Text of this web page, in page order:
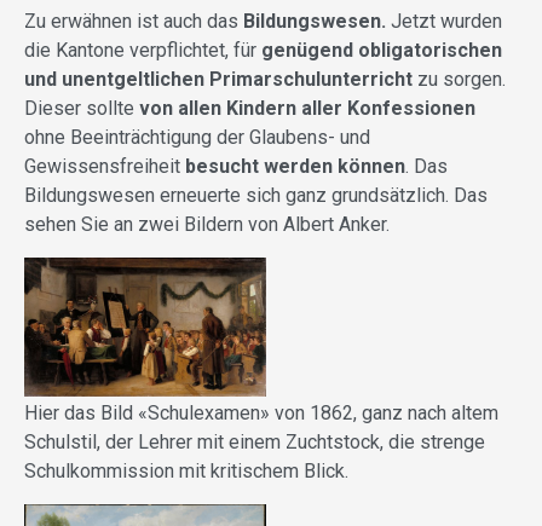
Zu erwähnen ist auch das Bildungswesen. Jetzt wurden
die Kantone verpflichtet, für genügend obligatorischen
und unentgeltlichen Primarschulunterricht zu sorgen.
Dieser sollte von allen Kindern aller Konfessionen
ohne Beeinträchtigung der Glaubens- und
Gewissensfreiheit besucht werden können. Das
Bildungswesen erneuerte sich ganz grundsätzlich. Das
sehen Sie an zwei Bildern von Albert Anker.
Hier das Bild «Schulexamen» von 1862, ganz nach altem
Schulstil, der Lehrer mit einem Zuchtstock, die strenge
Schulkommission mit kritischem Blick.